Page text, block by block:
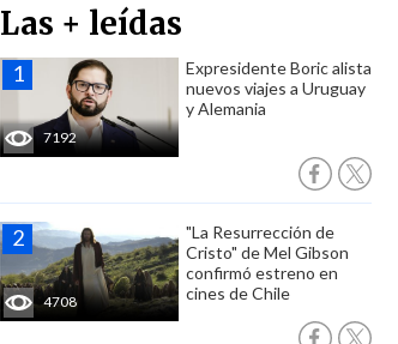
Las + leídas
7192
Expresidente Boric alista
nuevos viajes a Uruguay
y Alemania
4708
"La Resurrección de
Cristo" de Mel Gibson
confirmó estreno en
cines de Chile